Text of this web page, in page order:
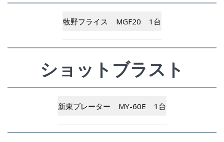
牧野フライス MGF20 1台
ショットブラスト
新東ブレーター MY-60E 1台